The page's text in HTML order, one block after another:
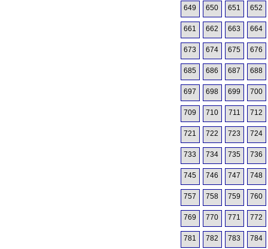
649 650 651 652
661 662 663 664
673 674 675 676
685 686 687 688
697 698 699 700
709 710 711 712
721 722 723 724
733 734 735 736
745 746 747 748
757 758 759 760
769 770 771 772
781 782 783 784